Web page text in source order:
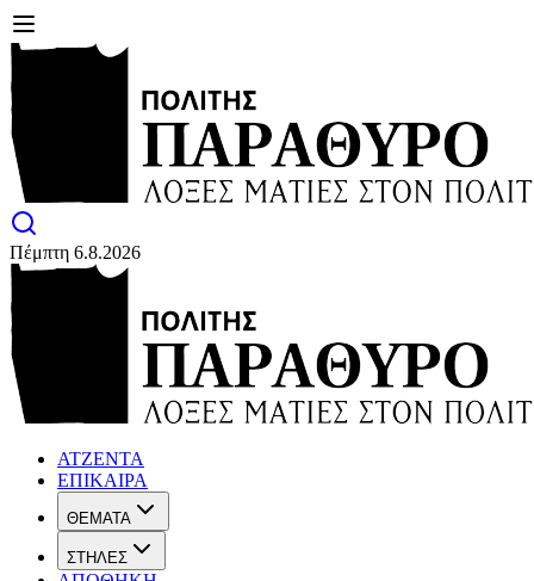
Πέμπτη 6.8.2026
ΑΤΖΕΝΤΑ
ΕΠΙΚΑΙΡΑ
ΘΕΜΑΤΑ
ΣΤΗΛΕΣ